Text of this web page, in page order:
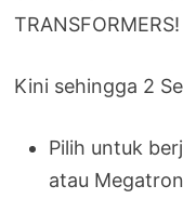
TRANSFORMERS!
Kini sehingga 2
Pilih untuk
atau Megatron